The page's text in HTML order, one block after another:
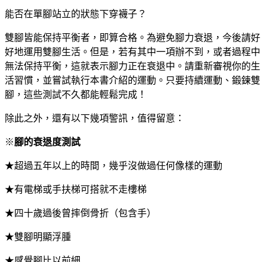
能否在單腳站立的狀態下穿襪子？
雙腳皆能保持平衡者，即算合格。為避免腳力衰退，今後請好
好地運用雙腳生活。但是，若有其中一項辦不到，或者過程中
無法保持平衡，這就表示腳力正在衰退中。請重新審視你的生
活習慣，並嘗試執行本書介紹的運動。只要持續運動、鍛鍊雙
腳，這些測試不久都能輕鬆完成！
除此之外，還有以下幾項警訊，值得留意：
※腳的衰退度測試
★超過五年以上的時間，幾乎沒做過任何像樣的運動
★有電梯或手扶梯可搭就不走樓梯
★四十歲過後曾摔倒骨折（包含手）
★雙腳明顯浮腫